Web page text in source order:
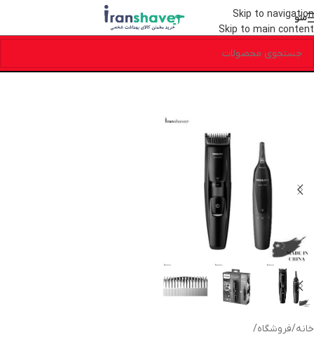
Skip to navigation
Skip to main content
منو
خانه/فروشگاه/